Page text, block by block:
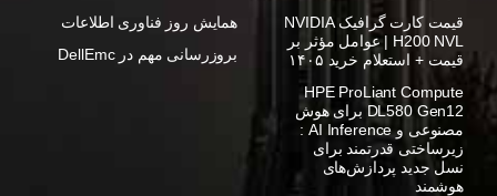
قیمت کارت گرافیک NVIDIA
H200 NVL | عوامل مؤثر بر
قیمت + استعلام خرید ۱۴۰۵
HPE ProLiant Compute
DL580 Gen12 برای هوش
مصنوعی و AI Inference :
زیرساختی قدرتمند برای
نسل جدید پردازش‌های
هوشمند
همایش روز فناوری اطلاعات
بروزرسانی مهم در DellEmc